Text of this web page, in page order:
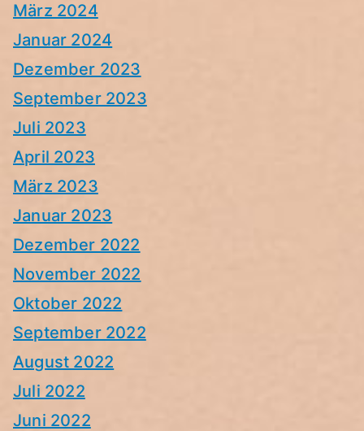
März 2024
Januar 2024
Dezember 2023
September 2023
Juli 2023
April 2023
März 2023
Januar 2023
Dezember 2022
November 2022
Oktober 2022
September 2022
August 2022
Juli 2022
Juni 2022